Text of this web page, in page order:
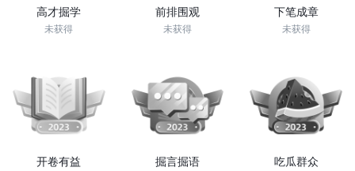
高才掘学
未获得
前排围观
未获得
下笔成章
未获得
开卷有益 掘言掘语 吃瓜群众